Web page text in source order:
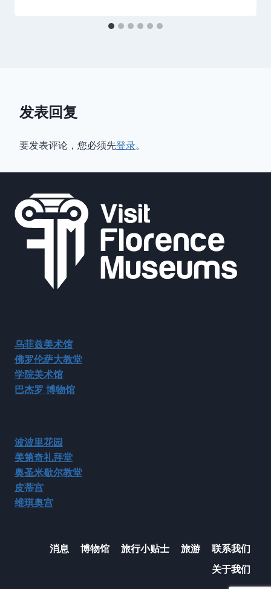
发表回复
要发表评论，您必须先登录。
乌菲兹美术馆
佛罗伦萨大教堂
学院美术馆
巴杰罗 博物馆
波波里花园
美第奇礼拜堂
奥圣米歇尔教堂
皮蒂宫
维琪奥宫
消息 博物馆 旅行小贴士 旅游
联系我们
关于我们